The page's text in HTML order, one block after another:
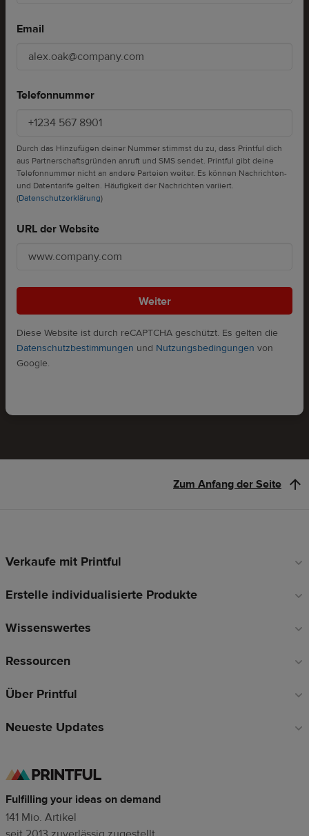
Email
Telefonnummer
Durch das Hinzufügen deiner Nummer stimmst du zu, dass Printful dich
aus Partnerschaftsgründen anruft und SMS sendet. Printful gibt deine
Telefonnummer nicht an andere Parteien weiter. Es können Nachrichten-
und Datentarife gelten. Häufigkeit der Nachrichten variiert.
(Datenschutzerklärung)
URL der Website
Weiter
Diese Website ist durch reCAPTCHA geschützt. Es gelten die
Datenschutzbestimmungen und Nutzungsbedingungen von
Google.
Zum Anfang der Seite
Fußzeilen-
Verkaufe mit Printful
Erstelle individualisierte Produkte
Wissenswertes
Ressourcen
Über Printful
Neueste Updates
Fulfilling your ideas on demand
141 Mio. Artikel